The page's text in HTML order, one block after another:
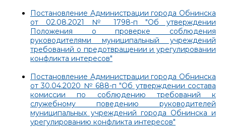
Постановление Администрации города Обнинска
от 02.08.2021 № 1798-п "Об утверждении
Положения о проверке соблюдения
руководителями муниципальный учреждений
требований о предотвращении и урегулировании
конфликта интересов"
Постановление Администрации города Обнинска
от 30.04.2020 № 688-п "Об утверждении состава
комиссии по соблюдению требований к
служебному поведению руководителей
муниципальных учреждений города Обнинска и
урегулированию конфликта интересов"